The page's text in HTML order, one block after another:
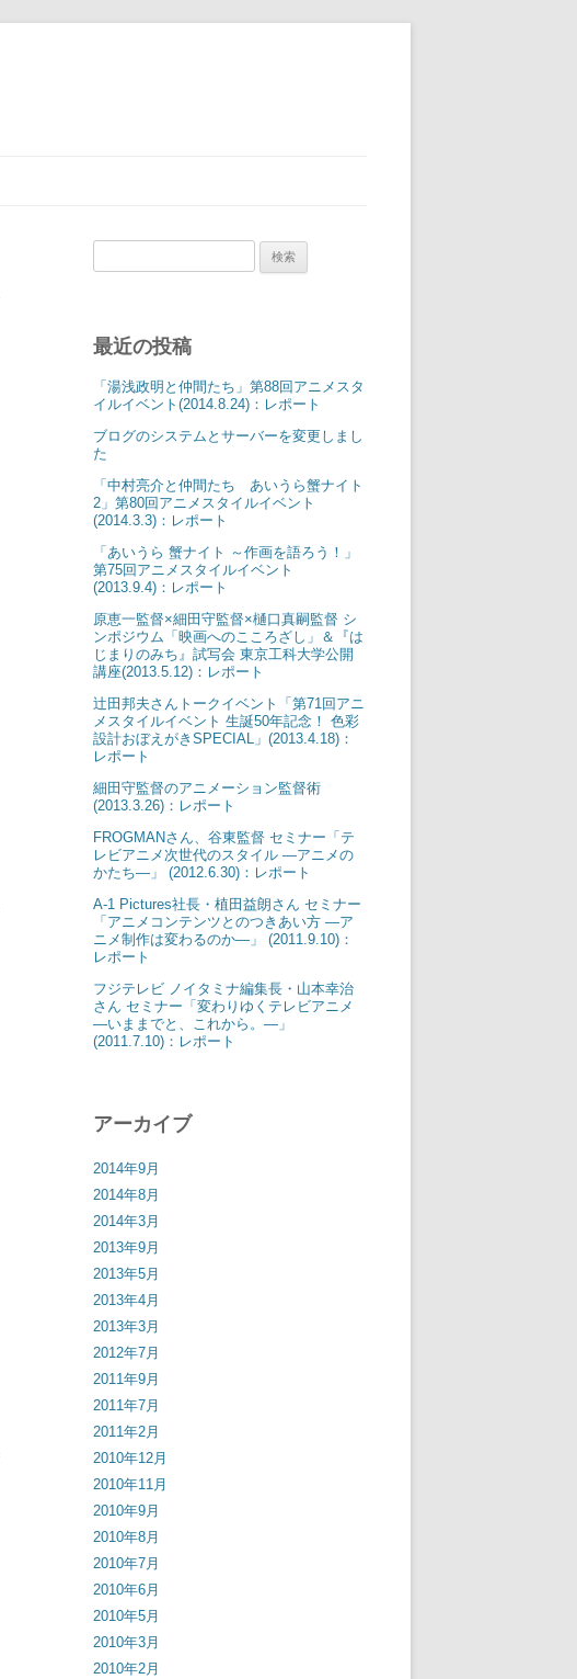
最近の投稿
「湯浅政明と仲間たち」第88回アニメスタ
イルイベント(2014.8.24)：レポート
ブログのシステムとサーバーを変更しまし
た
「中村亮介と仲間たち あいうら蟹ナイト
2」第80回アニメスタイルイベント
(2014.3.3)：レポート
「あいうら 蟹ナイト ～作画を語ろう！」
第75回アニメスタイルイベント
(2013.9.4)：レポート
原恵一監督×細田守監督×樋口真嗣監督 シ
ンポジウム「映画へのこころざし」＆『は
じまりのみち』試写会 東京工科大学公開
講座(2013.5.12)：レポート
辻田邦夫さんトークイベント「第71回アニ
メスタイルイベント 生誕50年記念！ 色彩
設計おぼえがきSPECIAL」(2013.4.18)：
レポート
細田守監督のアニメーション監督術
(2013.3.26)：レポート
FROGMANさん、谷東監督 セミナー「テ
レビアニメ次世代のスタイル ―アニメの
かたち―」 (2012.6.30)：レポート
A-1 Pictures社長・植田益朗さん セミナー
「アニメコンテンツとのつきあい方 ―ア
ニメ制作は変わるのか―」 (2011.9.10)：
レポート
フジテレビ ノイタミナ編集長・山本幸治
さん セミナー「変わりゆくテレビアニメ
―いままでと、これから。―」
(2011.7.10)：レポート
アーカイブ
2014年9月
2014年8月
2014年3月
2013年9月
2013年5月
2013年4月
2013年3月
2012年7月
2011年9月
2011年7月
2011年2月
2010年12月
2010年11月
2010年9月
2010年8月
2010年7月
2010年6月
2010年5月
2010年3月
2010年2月